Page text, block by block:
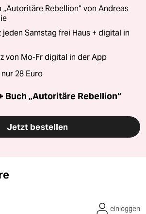
„Autoritäre Rebellion“ von Andreas
jeden Samstag frei Haus + digital in
von Mo-Fr digital in der App
28 Euro
Buch „Autoritäre Rebellion“
Jetzt bestellen
einloggen